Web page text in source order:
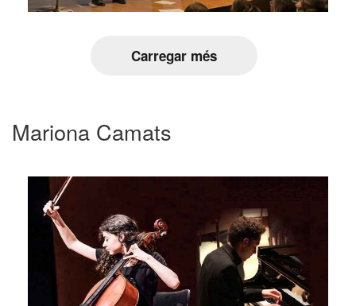
Carregar més
Mariona Camats